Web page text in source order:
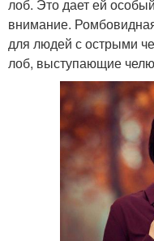
лоб. Это дает ей
внимание.
для людей с острыми
лоб, выступающие